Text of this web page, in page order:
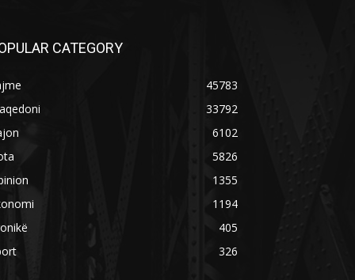
CATEGORY
45783
33792
6102
5826
1355
1194
405
326